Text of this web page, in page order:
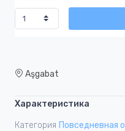
Aşgabat
Характеристика
Категория Повседневная